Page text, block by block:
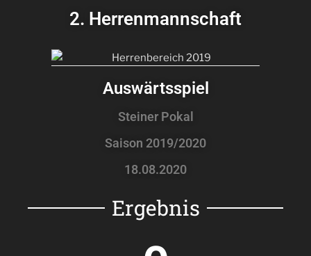
2. Herrenmannschaft
Auswärtsspiel
Steiner Pokal
Saison 2019/2020
18.08.2020
Ergebnis